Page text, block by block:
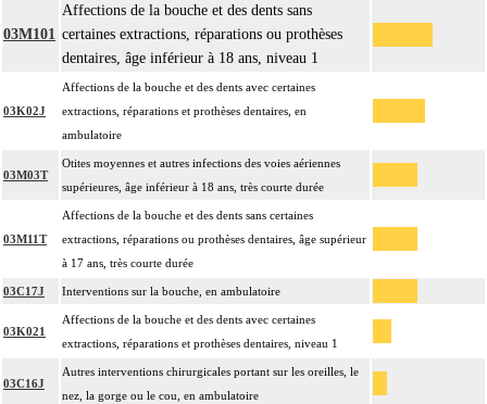
03M101
Affections de la bouche et des dents sans
certaines extractions, réparations ou prothèses
dentaires, âge inférieur à 18 ans, niveau 1
03K02J
Affections de la bouche et des dents avec certaines
extractions, réparations et prothèses dentaires, en
ambulatoire
03M03T
Otites moyennes et autres infections des voies aériennes
supérieures, âge inférieur à 18 ans, très courte durée
03M11T
Affections de la bouche et des dents sans certaines
extractions, réparations ou prothèses dentaires, âge supérieur
à 17 ans, très courte durée
03C17J Interventions sur la bouche, en ambulatoire
03K021
Affections de la bouche et des dents avec certaines
extractions, réparations et prothèses dentaires, niveau 1
03C16J
Autres interventions chirurgicales portant sur les oreilles, le
nez, la gorge ou le cou, en ambulatoire